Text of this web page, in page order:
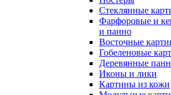
Стеклянные
Фарфоровые и
и панно
Восточные
Гобеленовые
Деревянные
Иконы и лики
Картины из кожи